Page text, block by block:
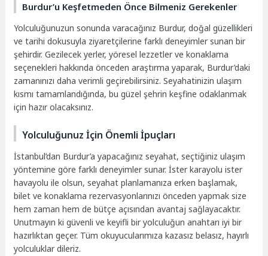
Burdur’u Keşfetmeden Önce Bilmeniz Gerekenler
Yolculuğunuzun sonunda varacağınız Burdur, doğal güzellikleri
ve tarihi dokusuyla ziyaretçilerine farklı deneyimler sunan bir
şehirdir. Gezilecek yerler, yöresel lezzetler ve konaklama
seçenekleri hakkında önceden araştırma yaparak, Burdur’daki
zamanınızı daha verimli geçirebilirsiniz. Seyahatinizin ulaşım
kısmı tamamlandığında, bu güzel şehrin keşfine odaklanmak
için hazır olacaksınız.
Yolculuğunuz İçin Önemli İpuçları
İstanbul’dan Burdur’a yapacağınız seyahat, seçtiğiniz ulaşım
yöntemine göre farklı deneyimler sunar. İster karayolu ister
havayolu ile olsun, seyahat planlamanıza erken başlamak,
bilet ve konaklama rezervasyonlarınızı önceden yapmak size
hem zaman hem de bütçe açısından avantaj sağlayacaktır.
Unutmayın ki güvenli ve keyifli bir yolculuğun anahtarı iyi bir
hazırlıktan geçer. Tüm okuyucularımıza kazasız belasız, hayırlı
yolculuklar dileriz.